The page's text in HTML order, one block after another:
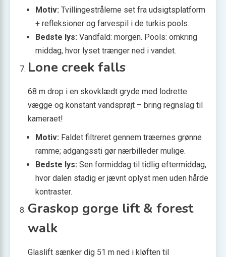
Motiv: Tvillinge­strålerne set fra udsigtsplatform
+ refleksioner og farvespil i de turkis pools.
Bedste lys: Vandfald: morgen. Pools: omkring
middag, hvor lyset trænger ned i vandet.
Lone creek falls
68 m drop i en skovklædt gryde med lodrette
vægge og konstant vandsprøjt – bring regnslag til
kameraet!
Motiv: Faldet filtreret gennem træernes grønne
ramme; adgangssti gør nærbilleder mulige.
Bedste lys: Sen formiddag til tidlig eftermiddag,
hvor dalen stadig er jævnt oplyst men uden hårde
kontraster.
Graskop gorge lift & forest
walk
Glaslift sænker dig 51 m ned i kløften til